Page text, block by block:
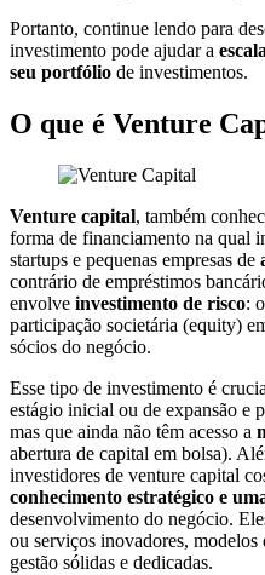
Portanto, continue lendo para
investimento pode ajudar a
seu portfólio de investimentos.
O que é Venture
Venture capital, também
forma de financiamento na qual
startups e pequenas empresas de
contrário de empréstimos
envolve investimento de risco:
participação societária (equity)
sócios do negócio.
Esse tipo de investimento é
estágio inicial ou de expansão e
mas que ainda não têm acesso a
abertura de capital em bolsa).
investidores de venture capital
conhecimento estratégico e
desenvolvimento do negócio.
ou serviços inovadores, modelos
gestão sólidas e dedicadas.